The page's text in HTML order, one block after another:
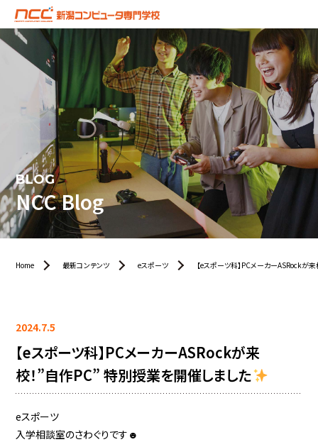
BLOG
NCC Blog
Home 最新コンテンツ eスポーツ 【eスポーツ科】PCメーカーASRockが
2024.7.5
【eスポーツ科】PCメーカーASRockが来
校！”自作PC” 特別授業を開催しました
eスポーツ
入学相談室のさわぐりです☻